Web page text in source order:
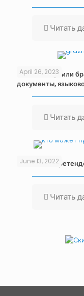
Читать
April 26, 2023
Как мы получили
документы,
Читать
June 13, 2022
Кто может
Читать